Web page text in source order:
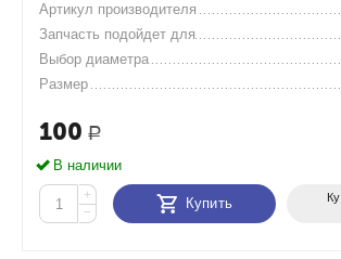
Артикул производителя
Запчасть подойдет для
Выбор диаметра
Размер
100 Р
В наличии
+
−
Купить